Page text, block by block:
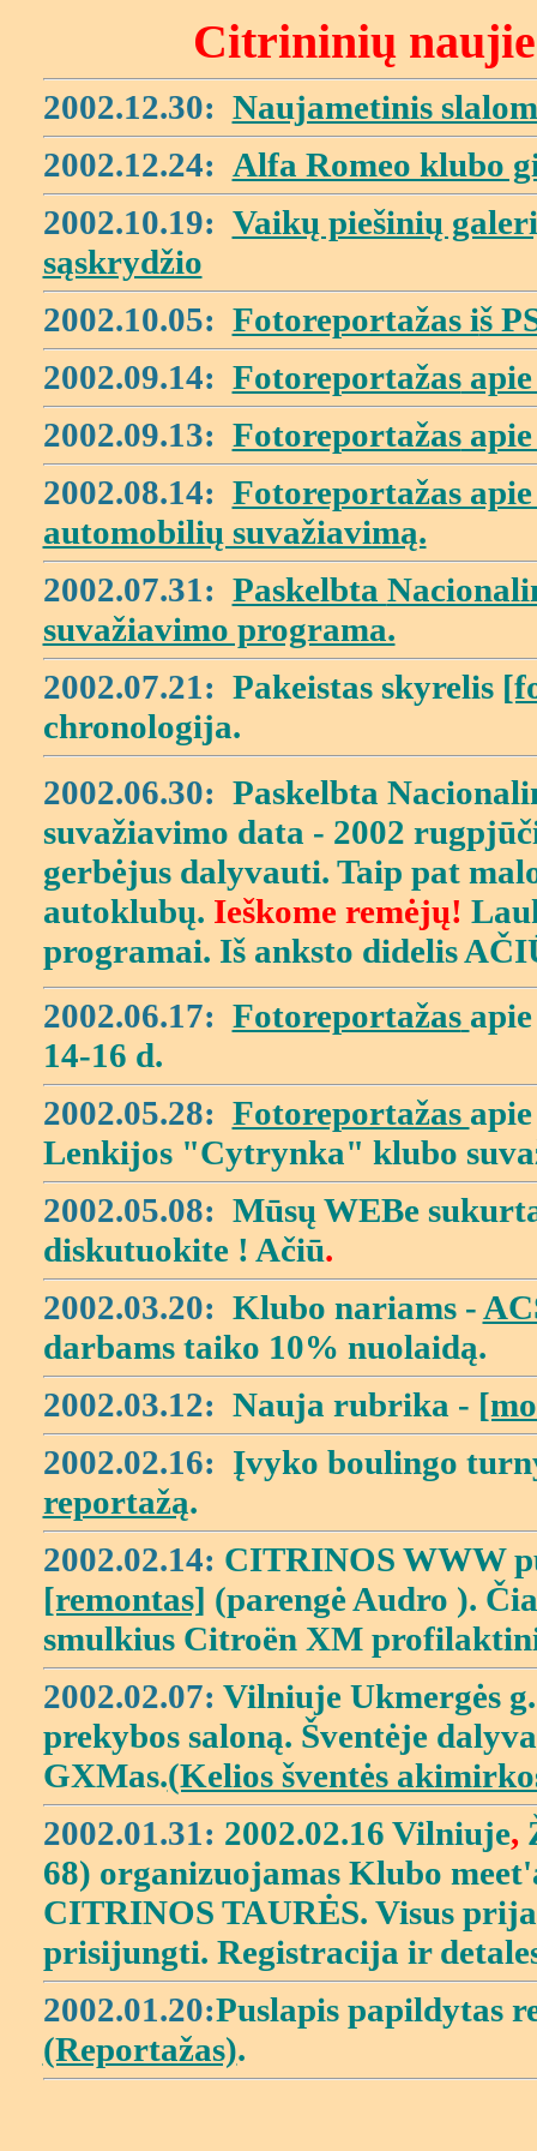
Citrininių
2002.12.30: Naujametinis
2002.12.24: Alfa Romeo klubo
2002.10.19: Vaikų piešinių
sąskrydžio
2002.10.05: Fotoreportažas iš
2002.09.14: Fotoreportažasapie
2002.09.13: Fotoreportažasapie
2002.08.14: Fotoreportažas
automobilių suvažiavimą.
2002.07.31: Paskelbta
suvažiavimo programa.
2002.07.21: Pakeistas skyrelis
chronologija.
2002.06.30: Paskelbta
suvažiavimo data - 2002
gerbėjus dalyvauti. Taip pat
autoklubų. Ieškome remėjų!
programai. Iš anksto didelis
2002.06.17: Fotoreportažas
14-16 d.
2002.05.28: Fotoreportažas
Lenkijos "Cytrynka" klubo
2002.05.08: Mūsų WEBe
diskutuokite ! Ačiū.
2002.03.20: Klubo nariams -
darbams taiko 10% nuolaidą.
2002.03.12: Nauja rubrika -
2002.02.16: Įvyko boulingo
reportažą.
2002.02.14: CITRINOS WWW
[remontas] (parengė Audro ).
smulkius Citroën XM
2002.02.07: Vilniuje Ukmergės
prekybos saloną. Šventėje
GXMas.(Kelios šventės
2002.01.31: 2002.02.16 Vilniuje,
68) organizuojamas Klubo
CITRINOS TAURĖS. Visus
prisijungti. Registracija ir
2002.01.20:Puslapis papildytas
(Reportažas).